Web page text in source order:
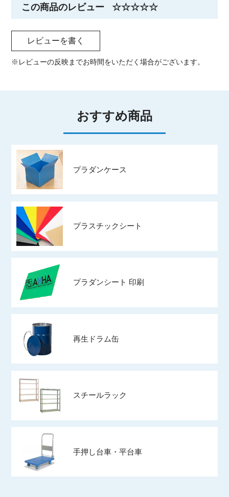
この商品のレビュー ☆☆☆☆☆
レビューを書く
※レビューの反映までお時間をいただく場合がございます。
おすすめ商品
プラダンケース
プラスチックシート
プラダンシート 印刷
再生ドラム缶
スチールラック
手押し台車・平台車